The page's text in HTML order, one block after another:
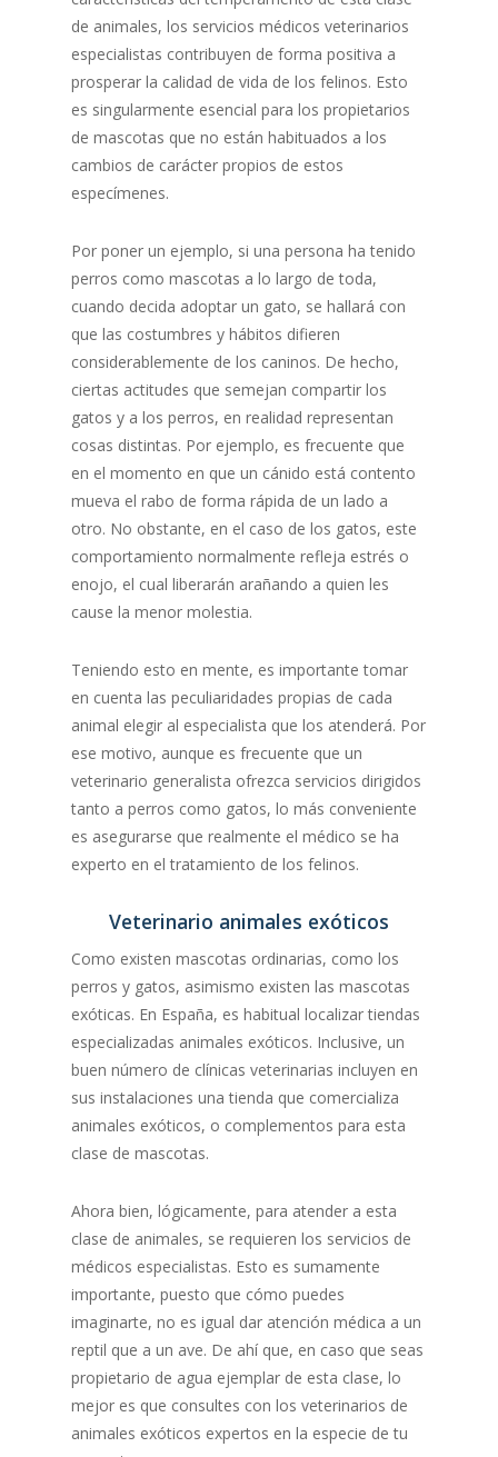
de animales, los servicios médicos veterinarios
especialistas contribuyen de forma positiva a
prosperar la calidad de vida de los felinos. Esto
es singularmente esencial para los propietarios
de mascotas que no están habituados a los
cambios de carácter propios de estos
especímenes.
Por poner un ejemplo, si una persona ha tenido
perros como mascotas a lo largo de toda,
cuando decida adoptar un gato, se hallará con
que las costumbres y hábitos difieren
considerablemente de los caninos. De hecho,
ciertas actitudes que semejan compartir los
gatos y a los perros, en realidad representan
cosas distintas. Por ejemplo, es frecuente que
en el momento en que un cánido está contento
mueva el rabo de forma rápida de un lado a
otro. No obstante, en el caso de los gatos, este
comportamiento normalmente refleja estrés o
enojo, el cual liberarán arañando a quien les
cause la menor molestia.
Teniendo esto en mente, es importante tomar
en cuenta las peculiaridades propias de cada
animal elegir al especialista que los atenderá. Por
ese motivo, aunque es frecuente que un
veterinario generalista ofrezca servicios dirigidos
tanto a perros como gatos, lo más conveniente
es asegurarse que realmente el médico se ha
experto en el tratamiento de los felinos.
Veterinario animales exóticos
Como existen mascotas ordinarias, como los
perros y gatos, asimismo existen las mascotas
exóticas. En España, es habitual localizar tiendas
especializadas animales exóticos. Inclusive, un
buen número de clínicas veterinarias incluyen en
sus instalaciones una tienda que comercializa
animales exóticos, o complementos para esta
clase de mascotas.
Ahora bien, lógicamente, para atender a esta
clase de animales, se requieren los servicios de
médicos especialistas. Esto es sumamente
importante, puesto que cómo puedes
imaginarte, no es igual dar atención médica a un
reptil que a un ave. De ahí que, en caso que seas
propietario de agua ejemplar de esta clase, lo
mejor es que consultes con los veterinarios de
animales exóticos expertos en la especie de tu